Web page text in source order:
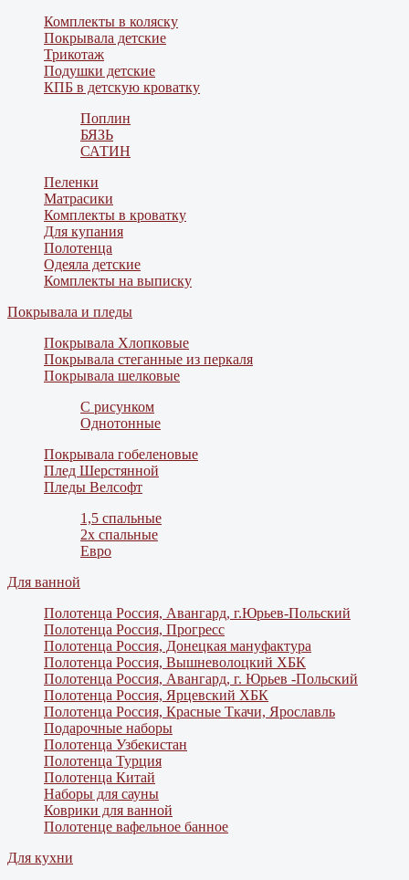
Комплекты в коляску
Покрывала детские
Трикотаж
Подушки детские
КПБ в детскую кроватку
Поплин
БЯЗЬ
САТИН
Пеленки
Матрасики
Комплекты в кроватку
Для купания
Полотенца
Одеяла детские
Комплекты на выписку
Покрывала и пледы
Покрывала Хлопковые
Покрывала стеганные из перкаля
Покрывала шелковые
С рисунком
Однотонные
Покрывала гобеленовые
Плед Шерстянной
Пледы Велсофт
1,5 спальные
2х спальные
Евро
Для ванной
Полотенца Россия, Авангард, г.Юрьев-Польский
Полотенца Россия, Прогресс
Полотенца Россия, Донецкая мануфактура
Полотенца Россия, Вышневолоцкий ХБК
Полотенца Россия, Авангард, г. Юрьев -Польский
Полотенца Россия, Ярцевский ХБК
Полотенца Россия, Красные Ткачи, Ярославль
Подарочные наборы
Полотенца Узбекистан
Полотенца Турция
Полотенца Китай
Наборы для сауны
Коврики для ванной
Полотенце вафельное банное
Для кухни